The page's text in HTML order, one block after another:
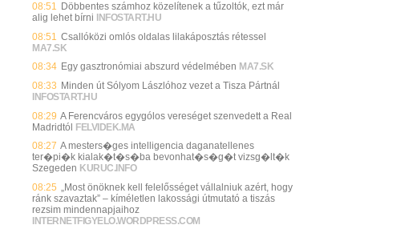
08:51 Döbbentes számhoz közelítenek a tűzoltók, ezt már
alig lehet bírni
INFOSTART.HU
08:51 Csallóközi omlós oldalas lilakáposztás rétessel
MA7.SK
08:34 Egy gasztronómiai abszurd védelmében MA7.SK
08:33 Minden út Sólyom Lászlóhoz vezet a Tisza Pártnál
INFOSTART.HU
08:29 A Ferencváros egygólos vereséget szenvedett a Real
Madridtól FELVIDEK.MA
08:27 A mesters�ges intelligencia daganatellenes
ter�pi�k kialak�t�s�ba bevonhat�s�g�t vizsg�lt�k
Szegeden KURUC.INFO
08:25
„Most önöknek kell felelősséget vállalniuk azért, hogy
ránk szavaztak” – kíméletlen lakossági útmutató a tiszás
rezsim mindennapjaihoz
INTERNETFIGYELO.WORDPRESS.COM